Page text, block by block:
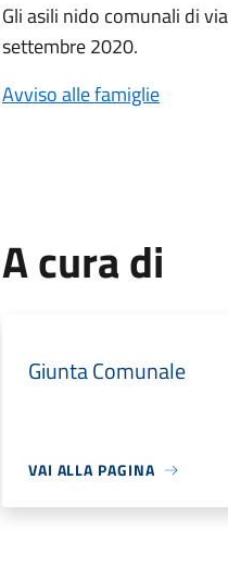
Gli asili nido comunali di
settembre 2020.
Avviso alle famiglie
A cura di
Giunta Comunale
VAI ALLA PAGINA